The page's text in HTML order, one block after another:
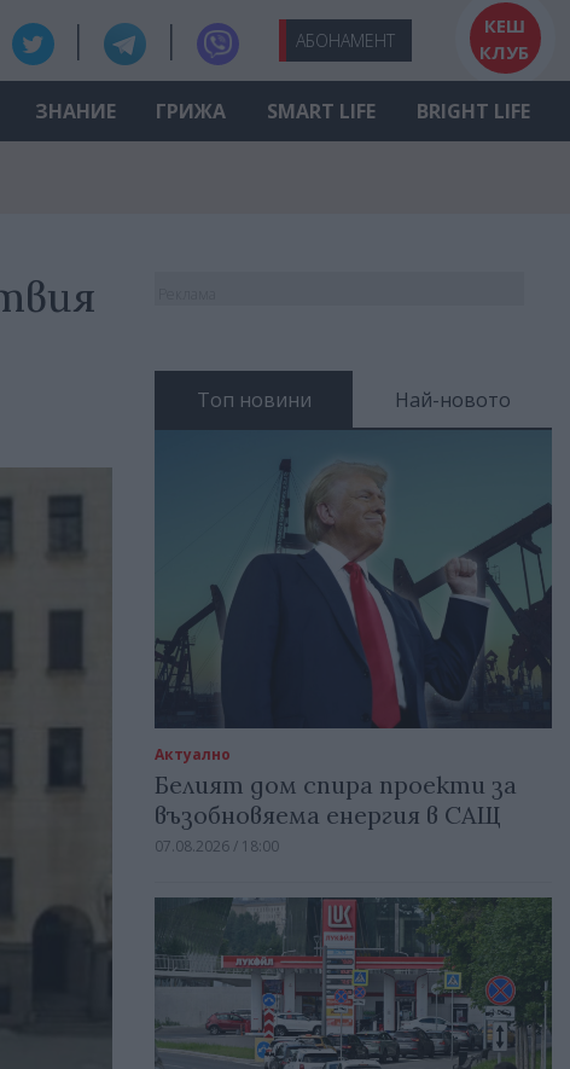
АБОНАМЕНТ
КЕШ
КЛУБ
ЗНАНИЕ ГРИЖА SMART LIFE BRIGHT LIFE
Топ новини Най-новото
Актуално
Белият дом спира проекти за
възобновяема енергия в САЩ
07.08.2026 / 18:00